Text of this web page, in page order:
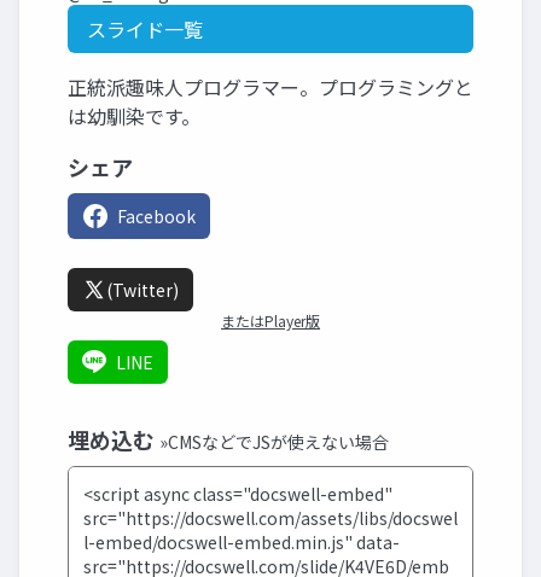
スライド一覧
正統派趣味人プログラマー。プログラミングと
は幼馴染です。
シェア
Facebook
(Twitter)
またはPlayer版
LINE
埋め込む »CMSなどでJSが使えない場合